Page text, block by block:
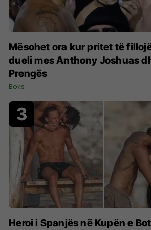
Mësohet ora kur pritet të
dueli mes Anthony Joshuas
Prengës
Boks
Heroi i Spanjës në Kupën e